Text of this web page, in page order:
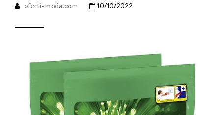
oferti-moda.com 10/10/2022